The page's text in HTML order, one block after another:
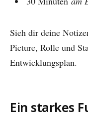
Sieh dir deine
Picture, Rolle und
Entwicklungsplan.
Ein starkes